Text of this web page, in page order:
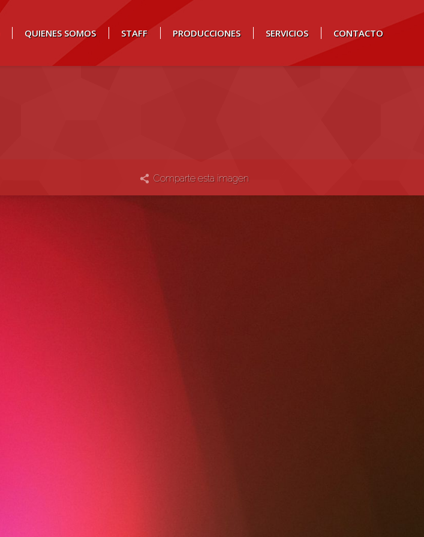
QUIENES SOMOS STAFF PRODUCCIONES SERVICIOS CONTACTO
Comparte esta imagen